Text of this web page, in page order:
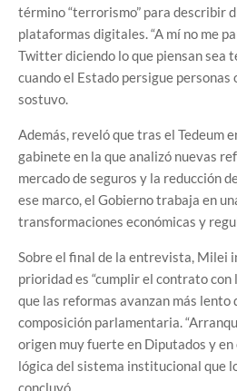
término “terrorismo” para describir
plataformas digitales. “A mí no me
Twitter diciendo lo que piensan sea
cuando el Estado persigue personas
sostuvo.
Además, reveló que tras el Tedeum
gabinete en la que analizó nuevas
mercado de seguros y la reducción
ese marco, el Gobierno trabaja en
transformaciones económicas y
Sobre el final de la entrevista, Milei
prioridad es “cumplir el contrato
que las reformas avanzan más lento
composición parlamentaria.
origen muy fuerte en Diputados y en
lógica del sistema institucional que
concluyó.